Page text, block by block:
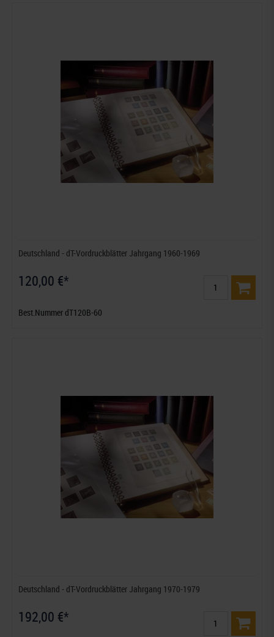
Deutschland - dT-Vordruckblätter Jahrgang 1960-1969
120,00 €*
Best.Nummer dT120B-60
Deutschland - dT-Vordruckblätter Jahrgang 1970-1979
192,00 €*